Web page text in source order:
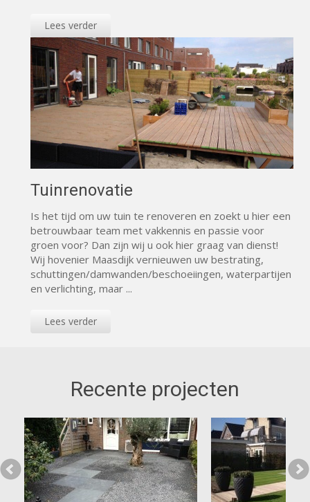
Lees verder
Tuinrenovatie
Is het tijd om uw tuin te renoveren en zoekt u hier een
betrouwbaar team met vakkennis en passie voor
groen voor? Dan zijn wij u ook hier graag van dienst!
Wij hovenier Maasdijk vernieuwen uw bestrating,
schuttingen/damwanden/beschoeiingen, waterpartijen
en verlichting, maar ...
Lees verder
Recente projecten